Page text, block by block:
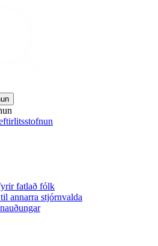
fatlað fólk
annarra stjórnvalda